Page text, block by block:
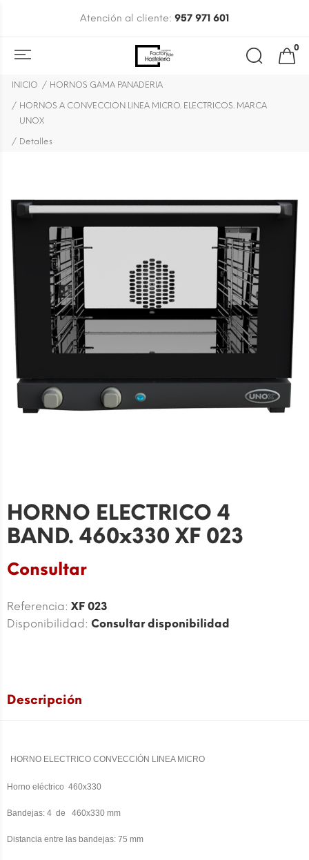
Atención al cliente: 957 971 601
0
INICIO HORNOS GAMA PANADERIA
HORNOS A CONVECCION LINEA MICRO. ELECTRICOS. MARCA
UNOX
Detalles
HORNO ELECTRICO 4
BAND. 460x330 XF 023
Consultar
Referencia: XF 023
Disponibilidad: Consultar disponibilidad
Descripción
HORNO ELECTRICO CONVECCIÓN LINEA MICRO
Horno eléctrico 460x330
Bandejas: 4 de 460x330 mm
Distancia entre las bandejas: 75 mm